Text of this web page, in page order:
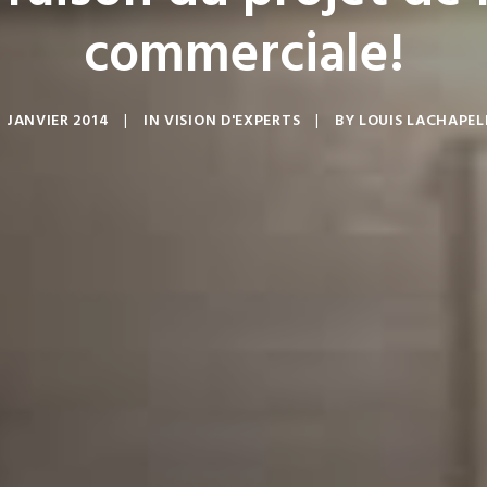
commerciale!
JANVIER 2014 | INVISION D'EXPERTS | BY LOUIS